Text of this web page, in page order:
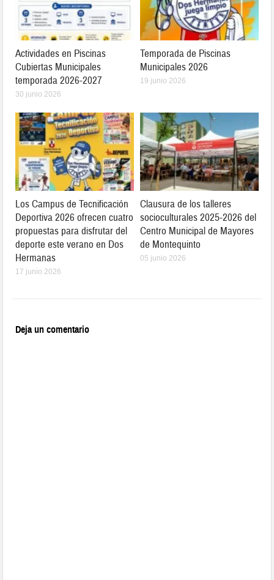
Actividades en Piscinas
Cubiertas Municipales
temporada 2026-2027
30 junio 2026
Temporada de Piscinas
Municipales 2026
19 junio 2026
Los Campus de Tecnificación
Deportiva 2026 ofrecen cuatro
propuestas para disfrutar del
deporte este verano en Dos
Hermanas
17 junio 2026
Clausura de los talleres
socioculturales 2025-2026 del
Centro Municipal de Mayores
de Montequinto
05 junio 2026
Deja un comentario